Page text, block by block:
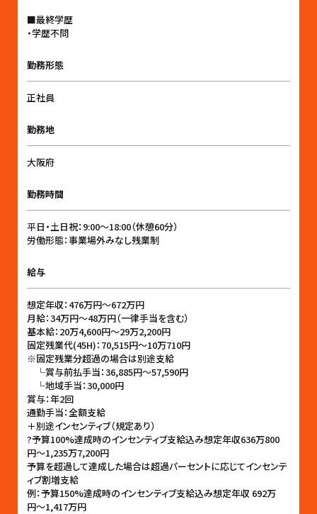
■最終学歴
・学歴不問
勤務形態
正社員
勤務地
大阪府
勤務時間
平日・土日祝：9:00〜18:00（休憩60分）
労働形態：事業場外みなし残業制
給与
想定年収：476万円〜672万円
月給：34万円〜48万円（一律手当を含む）
基本給：20万4,600円〜29万2,200円
固定残業代(45H)：70,515円〜10万710円
※固定残業分超過の場合は別途支給
└賞与前払手当：36,885円〜57,590円
└地域手当：30,000円
賞与：年2回
通勤手当：全額支給
＋別途インセンティブ（規定あり）
?予算100%達成時のインセンティブ支給込み想定年収636万800
円〜1,235万7,200円
予算を超過して達成した場合は超過パーセントに応じてインセンテ
ィブ割増支給
例：予算150%達成時のインセンティブ支給込み想定年収 692万
円〜1,417万円